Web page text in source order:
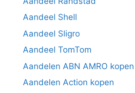
Aandeel Shell
Aandeel Sligro
Aandeel TomTom
Aandelen ABN AMRO
Aandelen Action kopen